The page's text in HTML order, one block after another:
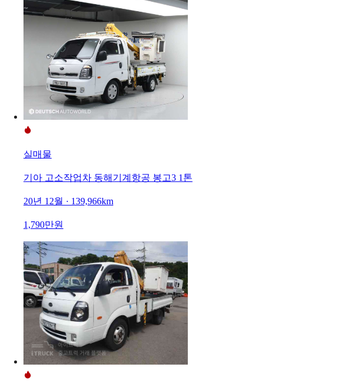
실매물
기아 고소작업차 동해기계항공 봉고3 1톤
20년 12월 · 139,966km
1,790만원